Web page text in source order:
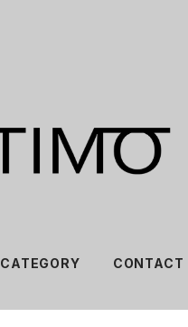
CATEGORY CONTACT